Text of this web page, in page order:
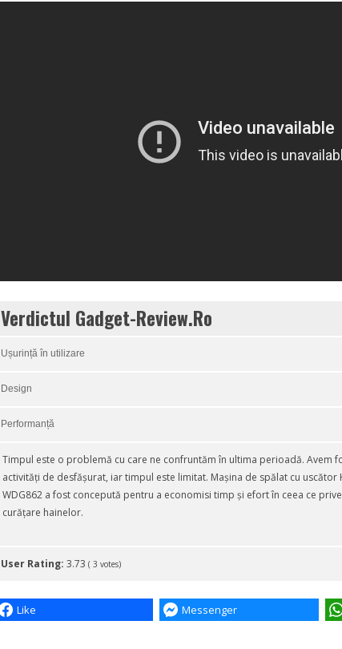
Verdictul Gadget-Review.Ro
Ușurință în utilizare
Design
Performanță
Timpul este o problemă cu care ne confruntăm în ultima perioadă. Avem
activități de desfășurat, iar timpul este limitat. Mașina de spălat cu uscător
WDG862 a fost concepută pentru a economisi timp și efort în ceea ce
curățare hainelor.
User Rating: 3.73 ( 3 votes)
Like Messenger